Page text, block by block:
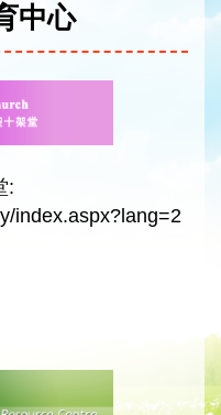
中心
:
index.aspx?lang=2